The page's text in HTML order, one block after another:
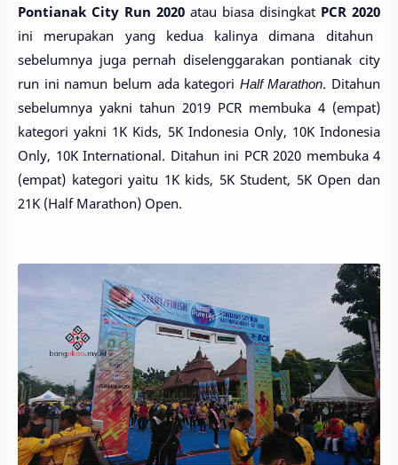
Pontianak City Run 2020 atau biasa disingkat PCR 2020
ini merupakan yang kedua kalinya dimana ditahun
sebelumnya juga pernah diselenggarakan pontianak city
run ini namun belum ada kategori Half Marathon. Ditahun
sebelumnya yakni tahun 2019 PCR membuka 4 (empat)
kategori yakni 1K Kids, 5K Indonesia Only, 10K Indonesia
Only, 10K International. Ditahun ini PCR 2020 membuka 4
(empat) kategori yaitu 1K kids, 5K Student, 5K Open dan
21K (Half Marathon) Open.